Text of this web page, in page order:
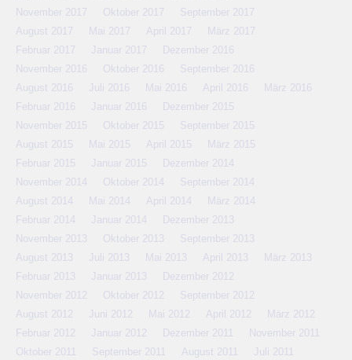
November 2017
Oktober 2017
September 2017
August 2017
Mai 2017 April 2017
März 2017
Februar 2017
Januar 2017
Dezember 2016
November 2016
Oktober 2016
September 2016
August 2016
Juli 2016 Mai 2016 April 2016
März 2016
Februar 2016
Januar 2016
Dezember 2015
November 2015
Oktober 2015
September 2015
August 2015
Mai 2015 April 2015
März 2015
Februar 2015
Januar 2015
Dezember 2014
November 2014
Oktober 2014
September 2014
August 2014
Mai 2014 April 2014
März 2014
Februar 2014
Januar 2014
Dezember 2013
November 2013
Oktober 2013
September 2013
August 2013
Juli 2013 Mai 2013 April 2013
März 2013
Februar 2013
Januar 2013
Dezember 2012
November 2012
Oktober 2012
September 2012
August 2012
Juni 2012 Mai 2012 April 2012
März 2012
Februar 2012
Januar 2012 Dezember 2011
November 2011
Oktober 2011
September 2011 August 2011 Juli 2011